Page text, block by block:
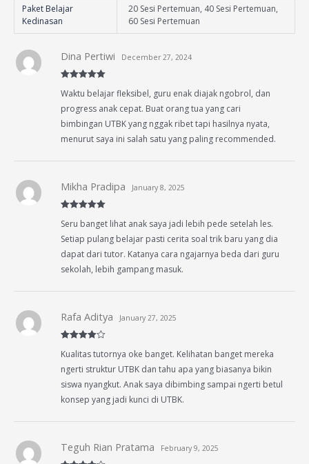
Paket Belajar
Kedinasan
20 Sesi Pertemuan, 40 Sesi Pertemuan,
60 Sesi Pertemuan
of 5
Dina Pertiwi December 27, 2024
Waktu belajar fleksibel, guru enak diajak ngobrol, dan
progress anak cepat. Buat orang tua yang cari
bimbingan UTBK yang nggak ribet tapi hasilnya nyata,
menurut saya ini salah satu yang paling recommended.
of 5
Mikha Pradipa January 8, 2025
Seru banget lihat anak saya jadi lebih pede setelah les.
Setiap pulang belajar pasti cerita soal trik baru yang dia
dapat dari tutor. Katanya cara ngajarnya beda dari guru
sekolah, lebih gampang masuk.
out of 5
Rafa Aditya January 27, 2025
Kualitas tutornya oke banget. Kelihatan banget mereka
ngerti struktur UTBK dan tahu apa yang biasanya bikin
siswa nyangkut. Anak saya dibimbing sampai ngerti betul
konsep yang jadi kunci di UTBK.
Teguh Rian Pratama February 9, 2025